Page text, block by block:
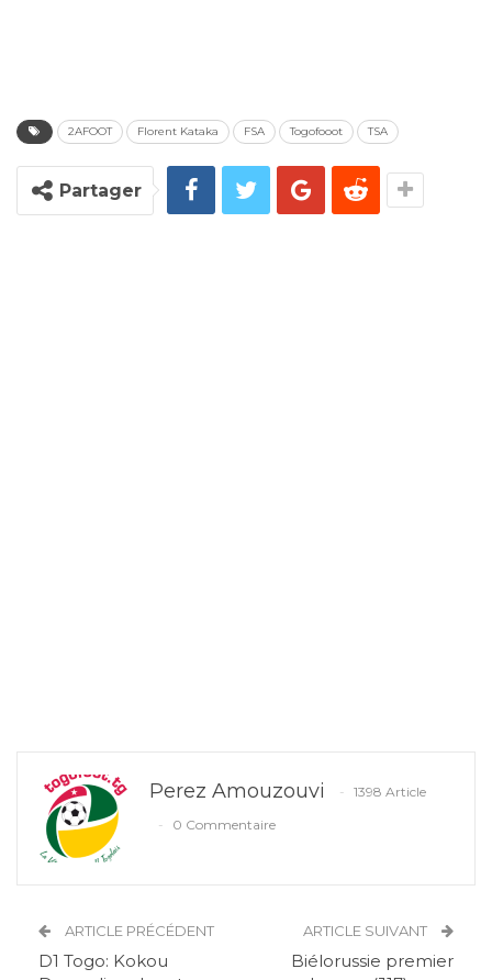
2AFOOT Florent Kataka FSA Togofooot TSA
Partager
Perez Amouzouvi
1398 Article
0 Commentaire
ARTICLE PRÉCÉDENT
D1 Togo: Kokou
ARTICLE SUIVANT
Biélorussie premier